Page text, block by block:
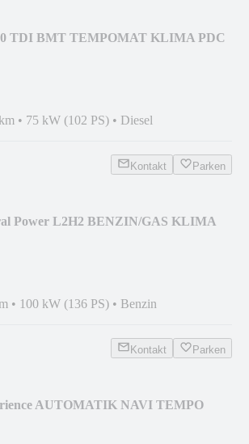
TDI BMT TEMPOMAT KLIMA PDC
• 75 kW (102 PS) • Diesel
Kontakt Parken
Power L2H2 BENZIN/GAS KLIMA
• 100 kW (136 PS) • Benzin
Kontakt Parken
AUTOMATIK NAVI TEMPO